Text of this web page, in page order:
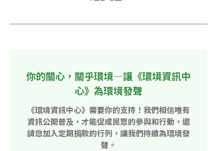
你的關心，關乎環境—讓《環境資訊中
心》為環境發聲
《環境資訊中心》需要你的支持！我們相信唯有
資訊公開普及，才能促成民眾的參與和行動，邀
請您加入定期捐款的行列，讓我們持續為環境發
聲。